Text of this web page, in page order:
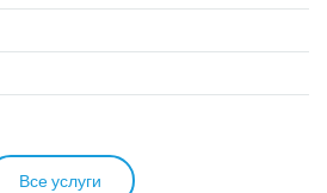
Все услуги